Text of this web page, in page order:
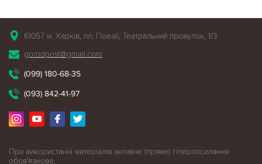
61057 м. Харків, пл. Поезії, Театральний провулок, 1/3
gorodpost@gmail.com
(099) 180-68-35
(093) 842-41-97
При використанні матеріалів активне (пряме) гіперпосилання
обов'язкове.